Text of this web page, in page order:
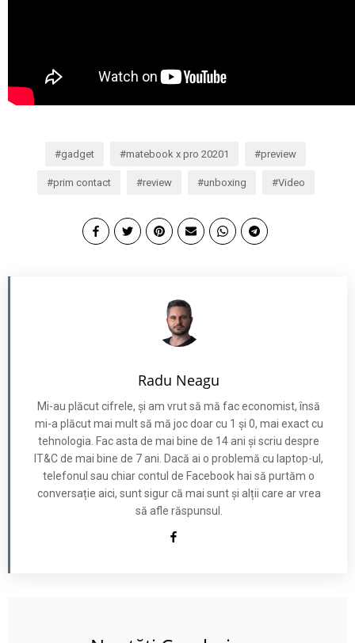
gadget matebook x pro 20201 preview
prim contact review unboxing Video
Radu Neagu
Mi-au plăcut cifrele, și am vrut să mă fac economist, însă
mi-a plăcut mai mult să mă joc doar cu 1 și 0, mai exact cu
tehnologia. Fac asta de mai bine de 14 ani și scriu despre
IT&C de mai bine de 7 ani. Dacă ai o problemă cu laptop-ul,
telefonul sau chiar contul de Facebook hai să purtăm o
conversație aici, sunt sigur că mai sunt și alții care ar vrea
să afle răspunsul.